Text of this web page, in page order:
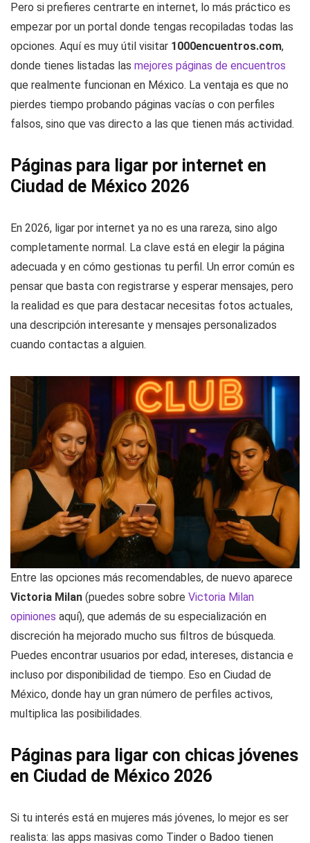
Pero si prefieres centrarte en internet, lo más práctico es
empezar por un portal donde tengas recopiladas todas las
opciones. Aquí es muy útil visitar 1000encuentros.com,
donde tienes listadas las mejores páginas de encuentros
que realmente funcionan en México. La ventaja es que no
pierdes tiempo probando páginas vacías o con perfiles
falsos, sino que vas directo a las que tienen más actividad.
Páginas para ligar por internet en
Ciudad de México 2026
En 2026, ligar por internet ya no es una rareza, sino algo
completamente normal. La clave está en elegir la página
adecuada y en cómo gestionas tu perfil. Un error común es
pensar que basta con registrarse y esperar mensajes, pero
la realidad es que para destacar necesitas fotos actuales,
una descripción interesante y mensajes personalizados
cuando contactas a alguien.
Entre las opciones más recomendables, de nuevo aparece
Victoria Milan (puedes sobre sobre Victoria Milan
opiniones aquí), que además de su especialización en
discreción ha mejorado mucho sus filtros de búsqueda.
Puedes encontrar usuarios por edad, intereses, distancia e
incluso por disponibilidad de tiempo. Eso en Ciudad de
México, donde hay un gran número de perfiles activos,
multiplica las posibilidades.
Páginas para ligar con chicas jóvenes
en Ciudad de México 2026
Si tu interés está en mujeres más jóvenes, lo mejor es ser
realista: las apps masivas como Tinder o Badoo tienen